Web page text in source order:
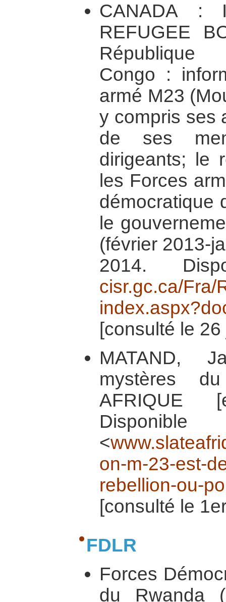
CANADA :
REFUGEE
Congo :
armé M23
y compris ses
de ses
dirigeants; le
les Forces
démocratique
le
(février 2013-
2014.
cisr.gc.ca/Fra/
[consulté le
MATAND,
mystères
AFRIQUE
<
on-m-23-est-
rebellion-ou-
[consulté le
FDLR
Forces
du Rwanda